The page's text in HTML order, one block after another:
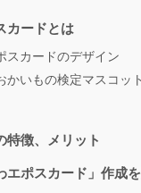
カードとは
スカードのデザイン
かいもの検定マスコッ
特徴、メリット
エポスカード」作成